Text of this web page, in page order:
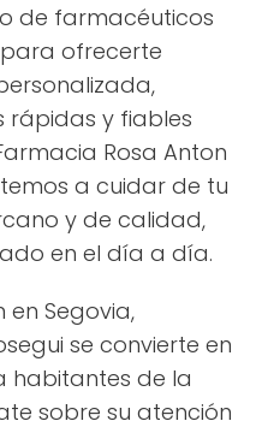
de farmacéuticos
ofrecerte
rápidas y fiables
Rosa Anton
a cuidar de tu
y de calidad,
en el día a día.
en Segovia,
se convierte en
habitantes de la
sobre su atención